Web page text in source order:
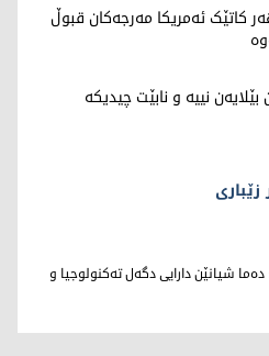
کاتێک ئەمریکا مەرجەکان قبوڵ
نییە و نابێت چیدیکە
دەما شیانێن دارایى دگەل تەکنولوجیا و